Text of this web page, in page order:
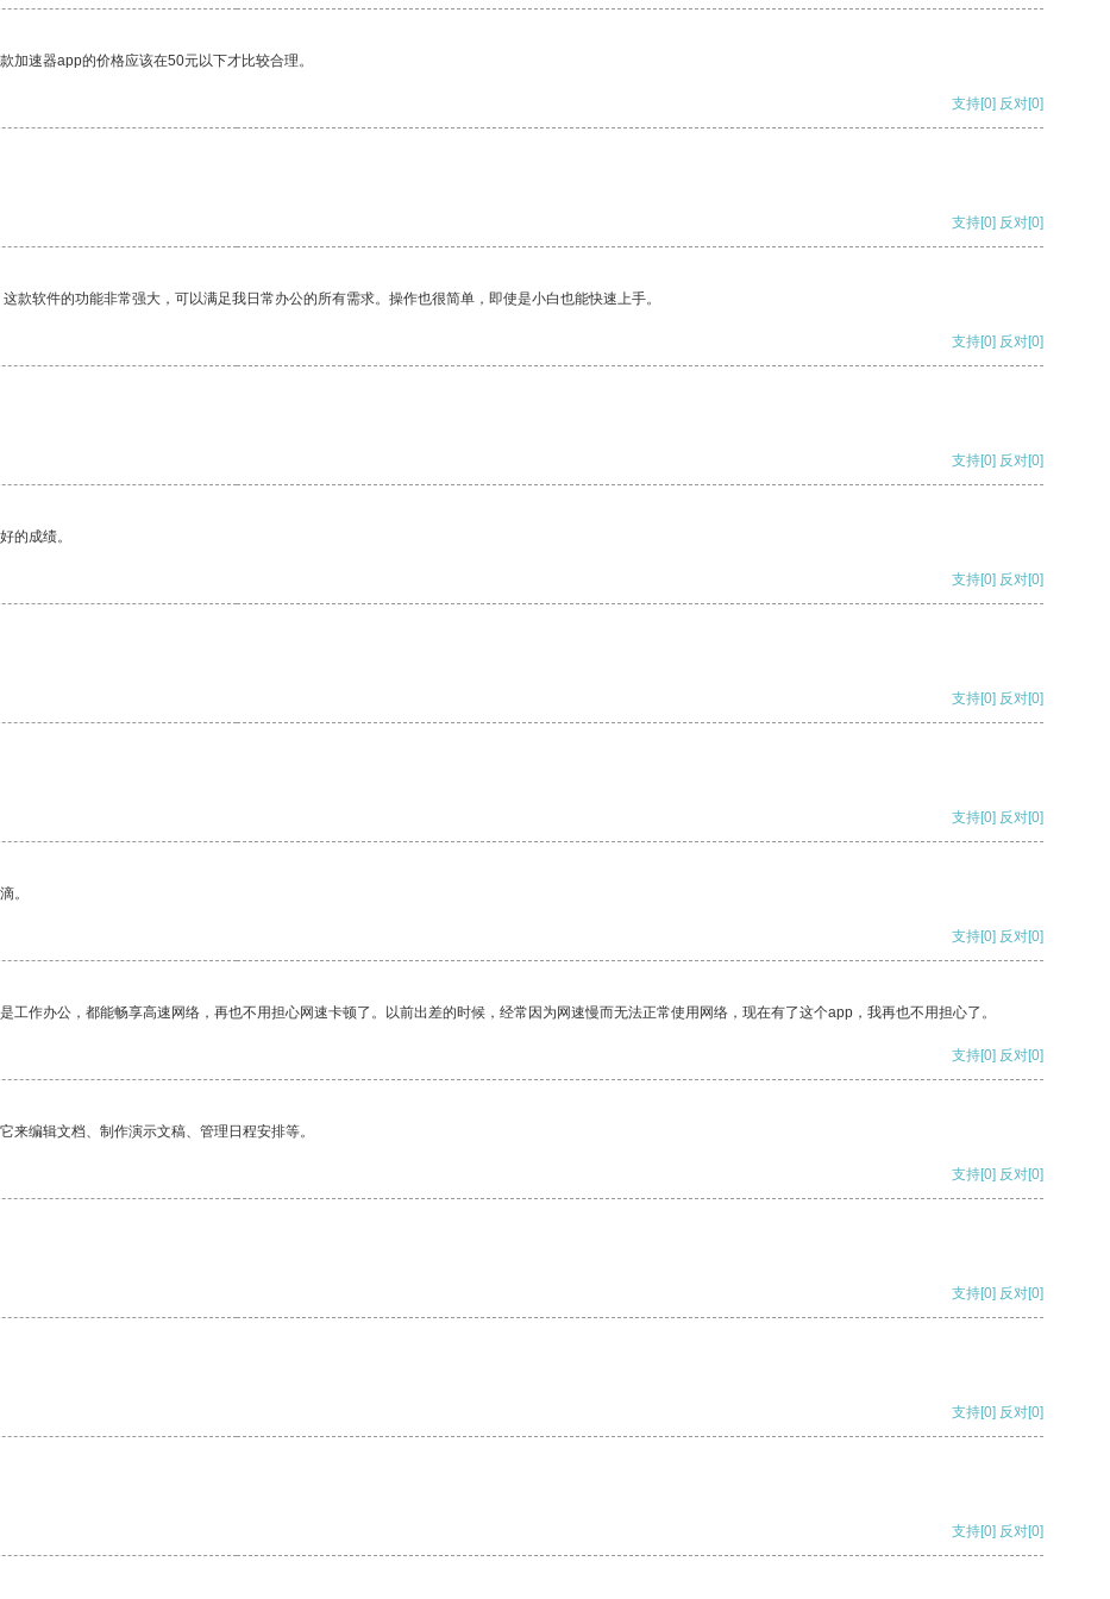
加速器app的价格应该在50元以下才比较合理。
支持[0] 反对[0]
支持[0] 反对[0]
款软件的功能非常强大，可以满足我日常办公的所有需求。操作也很简单，即使是小白也能快速上手。
支持[0] 反对[0]
支持[0] 反对[0]
的成绩。
支持[0] 反对[0]
支持[0] 反对[0]
支持[0] 反对[0]
。
支持[0] 反对[0]
作办公，都能畅享高速网络，再也不用担心网速卡顿了。以前出差的时候，经常因为网速慢而无法正常使用网络，现在有了这个app，我再也不用担心了。
支持[0] 反对[0]
编辑文档、制作演示文稿、管理日程安排等。
支持[0] 反对[0]
支持[0] 反对[0]
支持[0] 反对[0]
支持[0] 反对[0]